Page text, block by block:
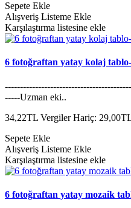
Sepete Ekle
Alışveriş Listeme Ekle
Karşılaştırma listesine ekle
6 fotoğraftan yatay kolaj
-----Uzman eki..
34,22TL Vergiler Hariç:
Sepete Ekle
Alışveriş Listeme Ekle
Karşılaştırma listesine ekle
6 fotoğraftan yatay mozaik